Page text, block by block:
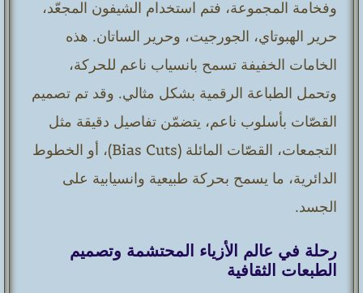
وفخامة المجموعة، فتم استخدام الشيفون المجعّد،
حرير الهبوتاي، الجورجيت، وحرير الساتان. هذه
الخامات الخفيفة تسمح بانسياب ناعم للحركة،
وتحمل الطباعة الرقمية بشكل مثالي. وقد تم تصميم
القصّات بأسلوب ناعم، يتضمّن تفاصيل دقيقة مثل
التجمعات، القصّات المائلة (Bias Cuts)، أو الخطوط
الدائرية، ما يسمح بحركة طبيعية وانسيابية على
الجسد.
رحلة في عالم الأزياء المحتشمة وتصميم
الطبعات الثقافية